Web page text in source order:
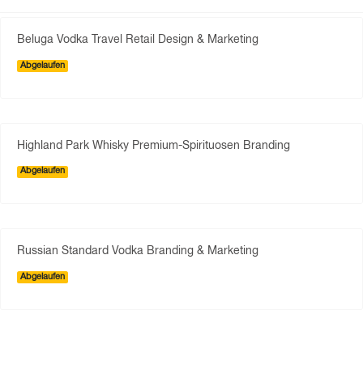
Beluga Vodka Travel Retail Design & Marketing
Abgelaufen
Highland Park Whisky Premium-Spirituosen Branding
Abgelaufen
Russian Standard Vodka Branding & Marketing
Abgelaufen